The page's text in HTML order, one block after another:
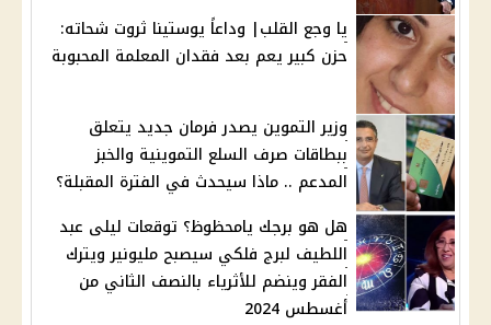
يا وجع القلب| وداعاً يوستينا ثروت شحاته:
حزن كبير يعم بعد فقدان المعلمة المحبوبة
وزير التموين يصدر فرمان جديد يتعلق
ببطاقات صرف السلع التموينية والخبز
المدعم .. ماذا سيحدث في الفترة المقبلة؟
هل هو برجك يامحظوظ؟ توقعات ليلى عبد
اللطيف لبرج فلكي سيصبح مليونير ويترك
الفقر وينضم للأثرياء بالنصف الثاني من
أغسطس 2024